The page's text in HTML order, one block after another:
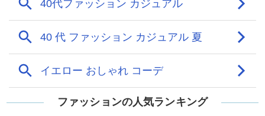
ファッションの人気ランキング